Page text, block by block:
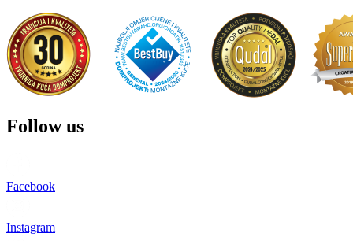
Follow us
Facebook
Instagram